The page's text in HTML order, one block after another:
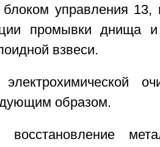
управления 13,
промывки днища
взвеси.
образом.
восстановление